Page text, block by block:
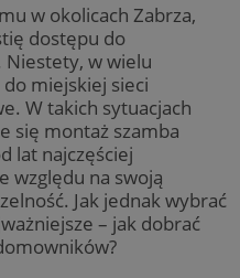
w okolicach Zabrza,
dostępu do
w wielu
do miejskiej sieci
W takich sytuacjach
się montaż szamba
lat najczęściej
względu na swoją
Jak jednak wybrać
– jak dobrać